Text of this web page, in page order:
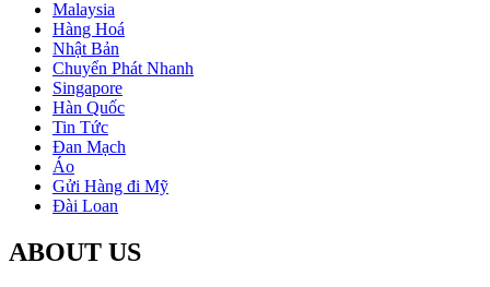
Malaysia
Hàng Hoá
Nhật Bản
Chuyển Phát Nhanh
Singapore
Hàn Quốc
Tin Tức
Đan Mạch
Áo
Gửi Hàng đi Mỹ
Đài Loan
ABOUT US